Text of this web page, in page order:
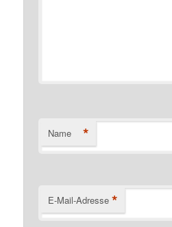
Name *
E-Mail-Adresse *